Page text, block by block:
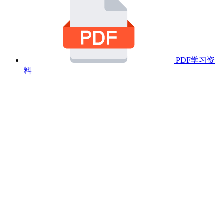
PDF学习资
料